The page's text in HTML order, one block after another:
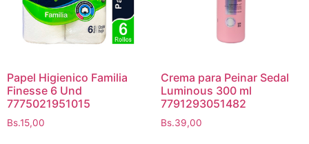
Papel Higienico Familia
Finesse 6 Und
7775021951015
Bs.15,00
Crema para Peinar Sedal
Luminous 300 ml
7791293051482
Bs.39,00